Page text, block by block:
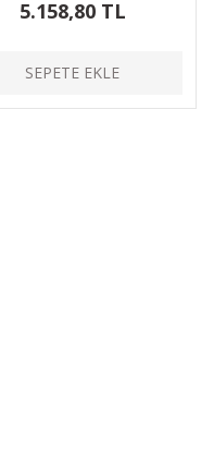
5.158,80 TL
SEPETE EKLE